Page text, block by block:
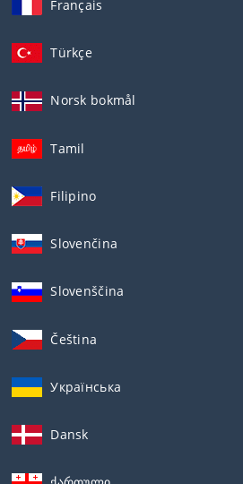
Français
Türkçe
Norsk bokmål
Tamil
Filipino
Slovenčina
Slovenščina
Čeština
Українська
Dansk